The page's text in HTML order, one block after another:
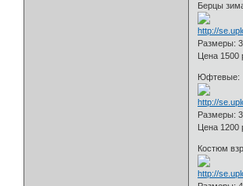
Берцы
Размеры:
Цена 1500
Юфтевые:
Размеры:
Цена 1200
Костюм